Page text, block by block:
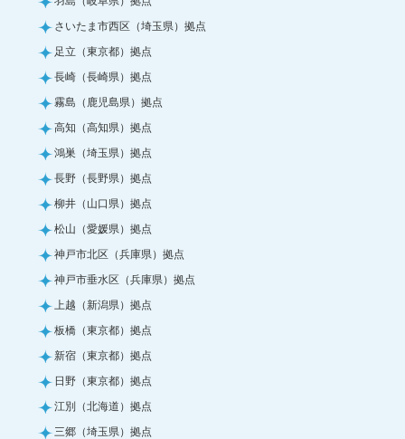
さいたま市西区（埼玉県）拠点
足立（東京都）拠点
長崎（長崎県）拠点
霧島（鹿児島県）拠点
高知（高知県）拠点
鴻巣（埼玉県）拠点
長野（長野県）拠点
柳井（山口県）拠点
松山（愛媛県）拠点
神戸市北区（兵庫県）拠点
神戸市垂水区（兵庫県）拠点
上越（新潟県）拠点
板橋（東京都）拠点
新宿（東京都）拠点
日野（東京都）拠点
江別（北海道）拠点
三郷（埼玉県）拠点